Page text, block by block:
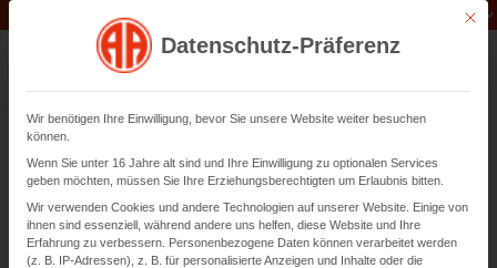
Rohrsanierung in Bad
Dürkheim
Mit
Datenschutz-Präferenz
Wir benötigen Ihre Einwilligung, bevor Sie unsere Website weiter besuchen
können.
Wenn Sie unter 16 Jahre alt sind und Ihre Einwilligung zu optionalen Services
geben möchten, müssen Sie Ihre Erziehungsberechtigten um Erlaubnis bitten.
Wir verwenden Cookies und andere Technologien auf unserer Website. Einige von
ihnen sind essenziell, während andere uns helfen, diese Website und Ihre
Erfahrung zu verbessern. Personenbezogene Daten können verarbeitet werden
(z. B. IP-Adressen), z. B. für personalisierte Anzeigen und Inhalte oder die